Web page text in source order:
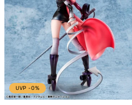
UVP -0%